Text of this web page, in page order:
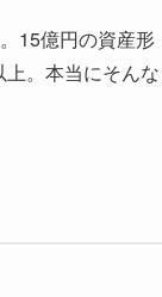
15億円の資産形
。本当にそんな